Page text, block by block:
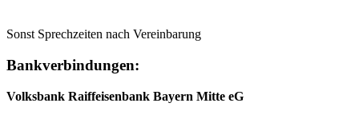
Sonst Sprechzeiten nach Vereinbarung
Bankverbindungen:
Volksbank Raiffeisenbank Bayern Mitte eG